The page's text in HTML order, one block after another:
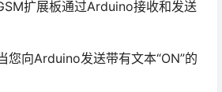
扩展板通过Arduino接收和发送
您向Arduino发送带有文本“ON”的